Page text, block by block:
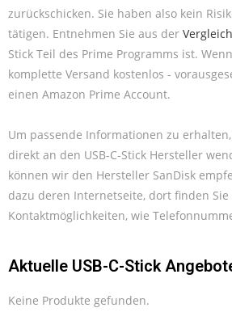
zurückschicken. Sie haben also kein
tätigen. Entnehmen Sie aus der
Stick Teil des Prime Programms ist.
komplette Versand kostenlos -
einen Amazon Prime Account.
Um passende Informationen zu
direkt an den USB-C-Stick Hersteller
können wir den Hersteller SanDisk
dazu deren Internetseite, dort finden
Kontaktmöglichkeiten, wie
Aktuelle USB-C-Stick
Keine Produkte gefunden.